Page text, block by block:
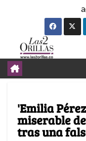
'Emilia
miserable
tras una